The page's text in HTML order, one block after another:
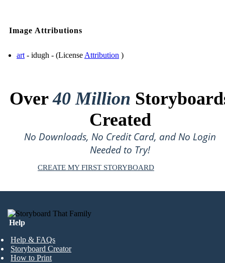
Image Attributions
art - idugh - (License Attribution )
Over40 Million
Created
No Downloads, No Credit Card, and No Login
Needed to Try!
CREATE MY FIRST STORYBOARD
Help
Help & FAQs
Storyboard Creator
How to Print